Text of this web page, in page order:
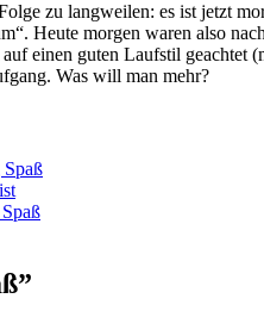
zu langweilen: es ist jetzt
Heute morgen waren also
einen guten Laufstil
Was will man mehr?